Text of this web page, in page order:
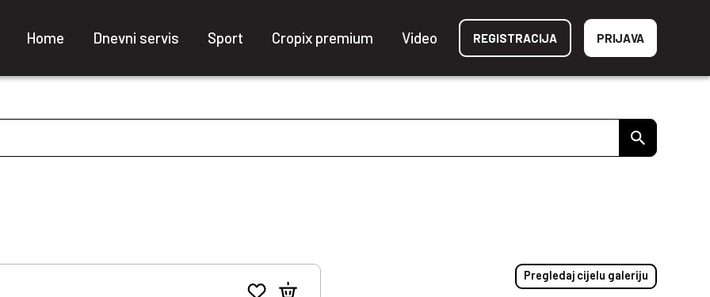
Home Dnevni servis Sport Cropix premium Video REGISTRACIJA PRIJAVA
Pregledaj cijelu galeriju